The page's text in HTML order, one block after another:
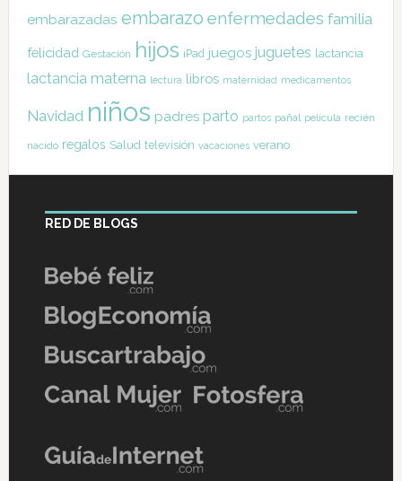
embarazadas embarazo enfermedades familia
felicidad Gestación hijos iPad juegos juguetes lactancia
lactancia materna lectura libros maternidad medicamentos
Navidad niños padres parto partos pañal película recién
nacido regalos Salud televisión vacaciones verano
RED DE BLOGS